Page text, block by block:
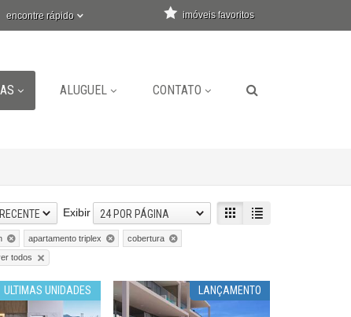
encontre rápido imóveis favoritos
ALUGUEL CONTATO
Exibir 24 POR PÁGINA
apartamento triplex
cobertura
todos
ULTIMAS UNIDADES LANÇAMENTO